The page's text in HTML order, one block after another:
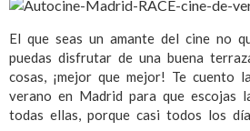
El que seas un amante del cine no
puedas disfrutar de una buena
cosas, ¡mejor que mejor! Te cuento
verano en Madrid para que escojas
todas ellas, porque casi todos los